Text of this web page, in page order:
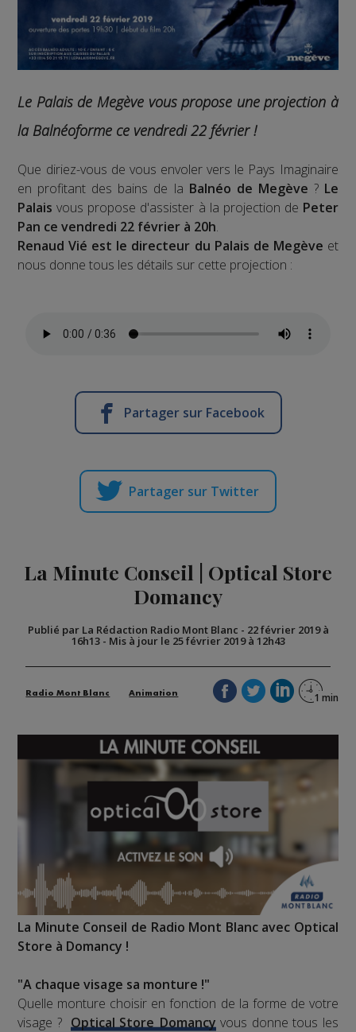
Le Palais de Megève vous propose une projection à
la Balnéoforme ce vendredi 22 février !
Que diriez-vous de vous envoler vers le Pays Imaginaire
en profitant des bains de la Balnéo de Megève ? Le
Palaisvous propose d'assister à la projection de Peter
Pan ce vendredi 22 février à 20h.
Renaud Vié est le directeur du Palais de Megève et
nous donne tous les détails sur cette projection :
Partager sur Facebook
Partager sur Twitter
La Minute Conseil | Optical Store
Domancy
Publié par La Rédaction Radio Mont Blanc - 22 février 2019 à
16h13- Mis à jour le 25 février 2019 à 12h43
Radio Mont Blanc Animation
La Minute Conseil de Radio Mont Blanc avec Optical
Store à Domancy !
"A chaque visage sa monture !"
Quelle monture choisir en fonction de la forme de votre
visage ? Optical Store Domancyvous donne tous les